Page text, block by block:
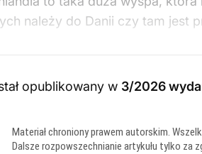
należy do Danii czy tam jest
opublikowany w 3/2026
Materiał chroniony prawem autorskim.
Dalsze rozpowszechnianie artykułu tylko za